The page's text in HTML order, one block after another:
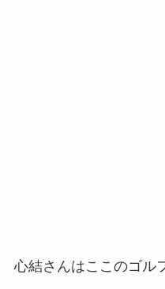
心結さんはここのゴル